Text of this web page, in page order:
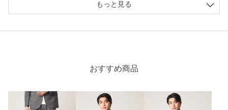
もっと見る
おすすめ商品